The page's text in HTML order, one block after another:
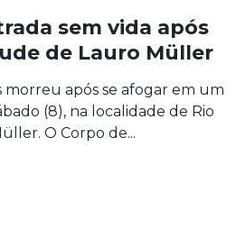
sem vida após
de Lauro Müller
após se afogar em um
(8), na localidade de Rio
O Corpo de...